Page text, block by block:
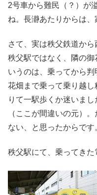
2号車から難民（？）が
ね。長瀞あたりからは、
さて、実は秩父鉄道か
秩父駅ではなく、隣の
いうのは、乗ってから
花畑まで乗って乗り越
りて一駅歩くか迷いま
（ここが間違いの元）
ない、と思ったからです
秩父駅にて、乗ってきた